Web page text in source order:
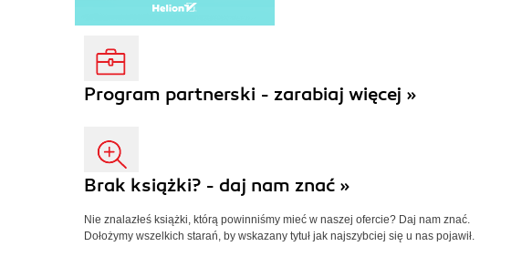
Program partnerski - zarabiaj więcej »
Brak książki? - daj nam znać »
Nie znalazłeś książki, którą powinniśmy mieć w naszej ofercie? Daj nam znać.
Dołożymy wszelkich starań, by wskazany tytuł jak najszybciej się u nas pojawił.